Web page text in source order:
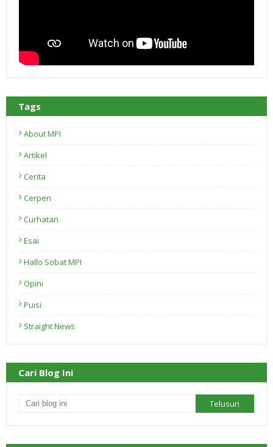
Tags
About MPI
Artikel
Cerita
Cerpen
Curhatan
Esai
Hallo Sobat MPI
Opini
Puisi
Straight News
Cari Blog Ini